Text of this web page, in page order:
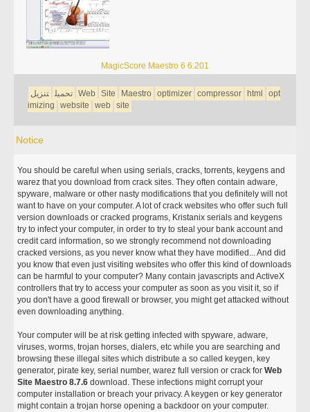
MagicScore Maestro 6 6.201
تحميل تنزيل Web Site Maestro optimizer compressor html
opt
imizing
website web site
Notice
You should be careful when using serials, cracks, torrents, keygens and
warez that you download from crack sites. They often contain adware,
spyware, malware or other nasty modifications that you definitely will not
want to have on your computer. A lot of crack websites who offer such full
version downloads or cracked programs, Kristanix serials and keygens
try to infect your computer, in order to try to steal your bank account and
credit card information, so we strongly recommend not downloading
cracked versions, as you never know what they have modified... And did
you know that even just visiting websites who offer this kind of downloads
can be harmful to your computer? Many contain javascripts and ActiveX
controllers that try to access your computer as soon as you visit it, so if
you don't have a good firewall or browser, you might get attacked without
even downloading anything.
Your computer will be at risk getting infected with spyware, adware,
viruses, worms, trojan horses, dialers, etc while you are searching and
browsing these illegal sites which distribute a so called keygen, key
generator, pirate key, serial number, warez full version or crack forWeb
Site Maestro 8.7.6 download. These infections might corrupt your
computer installation or breach your privacy. A keygen or key generator
might contain a trojan horse opening a backdoor on your computer.